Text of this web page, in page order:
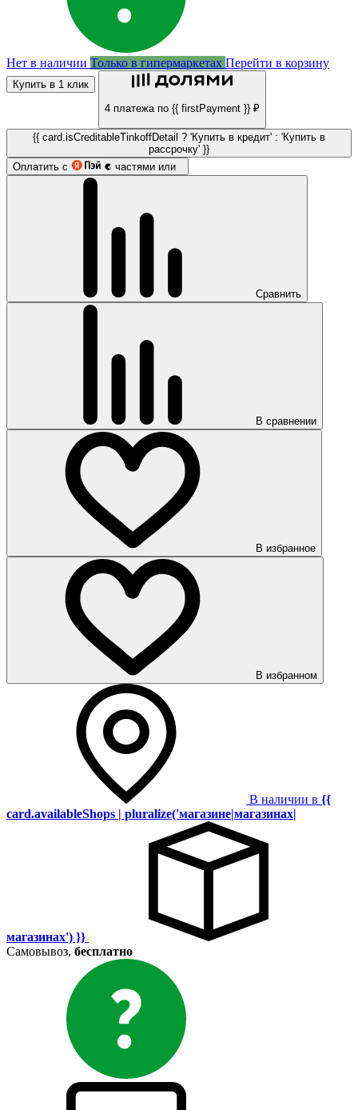
Нет в наличии Только в гипермаркетах Перейти в корзину
Купить в 1 клик
4 платежа по {{ firstPayment }} ₽
{{ card.isCreditableTinkoffDetail ? 'Купить в кредит' : 'Купить в
рассрочку' }}
Оплатить с
частями или
Сравнить
В сравнении
В избранное
В избранном
В наличии в {{
card.availableShops | pluralize('магазине|магазинах|
магазинах') }}
Самовывоз, бесплатно